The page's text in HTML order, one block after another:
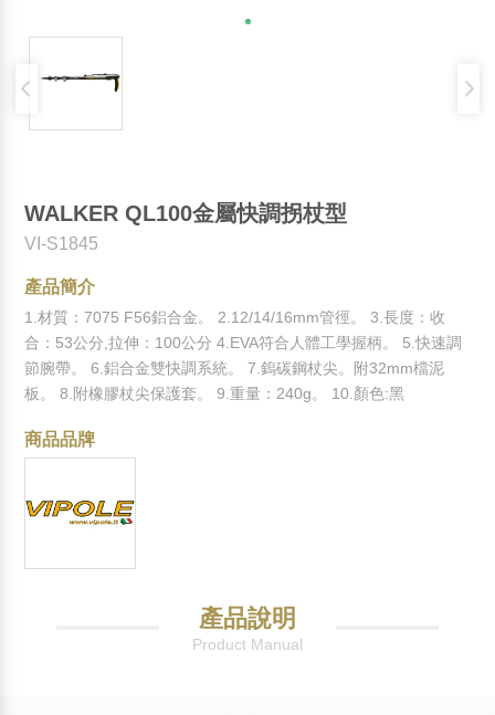
WALKER QL100金屬快調拐杖型
VI-S1845
產品簡介
1.材質：7075 F56鋁合金。 2.12/14/16mm管徑。 3.長度：收
合：53公分,拉伸：100公分 4.EVA符合人體工學握柄。 5.快速調
節腕帶。 6.鋁合金雙快調系統。 7.鎢碳鋼杖尖。附32mm檔泥
板。 8.附橡膠杖尖保護套。 9.重量：240g。 10.顏色:黑
商品品牌
產品說明
Product Manual